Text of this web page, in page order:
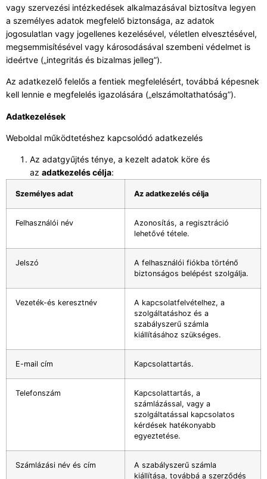
vagy szervezési intézkedések alkalmazásával biztosítva legyen
a személyes adatok megfelelő biztonsága, az adatok
jogosulatlan vagy jogellenes kezelésével, véletlen elvesztésével,
megsemmisítésével vagy károsodásával szembeni védelmet is
ideértve („integritás és bizalmas jelleg”).
Az adatkezelő felelős a fentiek megfelelésért, továbbá képesnek
kell lennie e megfelelés igazolására („elszámoltathatóság”).
Adatkezelések
Weboldal működtetéshez kapcsolódó adatkezelés
Az adatgyűjtés ténye, a kezelt adatok köre és
az adatkezelés célja:
Személyes adat Az adatkezelés célja
Felhasználói név
Azonosítás, a regisztráció
lehetővé tétele.
Jelszó
A felhasználói fiókba történő
biztonságos belépést szolgálja.
Vezeték-és keresztnév
A kapcsolatfelvételhez, a
szolgáltatáshoz és a
szabályszerű számla
kiállításához szükséges.
E-mail cím Kapcsolattartás.
Telefonszám
Kapcsolattartás, a
számlázással, vagy a
szolgáltatással kapcsolatos
kérdések hatékonyabb
egyeztetése.
Számlázási név és cím
A szabályszerű számla
kiállítása, továbbá a szerződés